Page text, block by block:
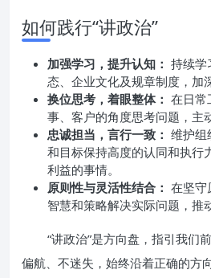
如何践行“讲政治”
加强学习，提升认知： 持续学
态、企业文化及规章制度，加
换位思考，着眼整体： 在日常
事、客户的角度思考问题，主
忠诚担当，言行一致： 维护组
和目标保持高度的认同和执行
利益的事情。
原则性与灵活性结合： 在坚守
智慧和策略解决实际问题，推
“讲政治”是方向盘，指引我们
偏航、不迷失，始终沿着正确的方